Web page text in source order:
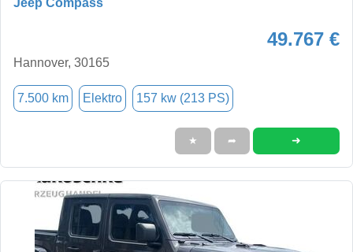
49.767 €
Hannover, 30165
7.500 km Elektro 157 kw (213 PS)
★ ➦ ➜